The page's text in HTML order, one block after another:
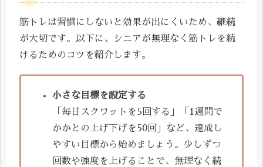
筋トレは習慣にしないと効果が出にくいため、継続
が大切です。以下に、シニアが無理なく筋トレを続
けるためのコツを紹介します。
小さな目標を設定する
「毎日スクワットを5回する」「1週間で
かかとの上げ下げを50回」など、達成し
やすい目標から始めましょう。少しずつ
回数や強度を上げることで、無理なく続